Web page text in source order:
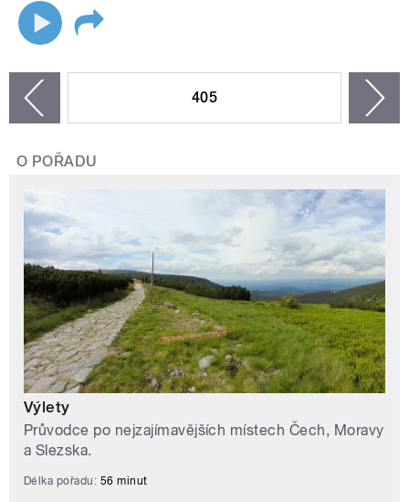
405
O POŘADU
Výlety
Průvodce po nejzajímavějších místech Čech, Moravy
a Slezska.
Délka pořadu: 56 minut